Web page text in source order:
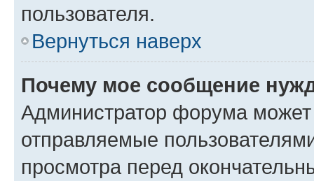
пользователя.
Вернуться наверх
Почему мое сообщение
Администратор форума
отправляемые
просмотра перед